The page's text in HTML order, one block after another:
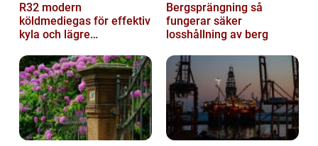
R32 modern
köldmediegas för effektiv
kyla och lägre
Bergsprängning så
fungerar säker
losshållning av berg